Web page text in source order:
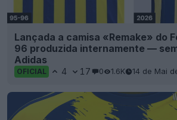
Lançada a camisa «Remake» do
96 produzida internamente —
Adidas
OFICIAL 4 17 0 1.6K 14 de Mai